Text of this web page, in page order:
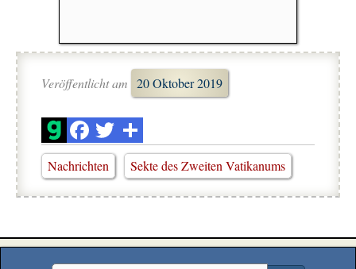
Veröffentlicht am 20 Oktober 2019
Nachrichten Sekte des Zweiten Vatikanums